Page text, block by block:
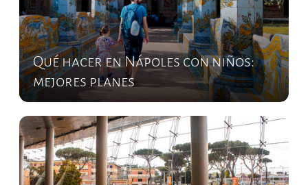
Qué hacer en Nápoles con niños:
mejores planes